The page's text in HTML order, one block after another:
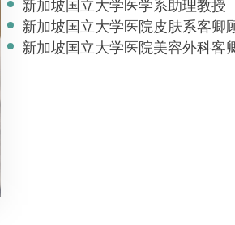
新加坡国立大学医学系助理教授
新加坡国立大学医院皮肤系客卿
新加坡国立大学医院美容外科客